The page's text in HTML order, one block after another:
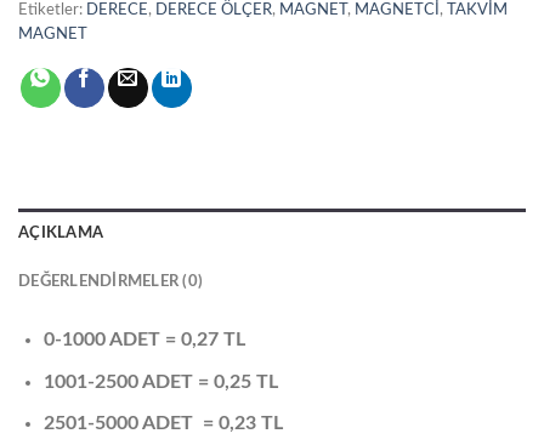
Etiketler: DERECE , DERECE ÖLÇER, MAGNET , MAGNETCİ ,
TAKVİM
MAGNET
AÇIKLAMA
DEĞERLENDIRMELER (0)
0-1000 ADET = 0,27 TL
1001-2500 ADET = 0,25 TL
2501-5000 ADET = 0,23 TL